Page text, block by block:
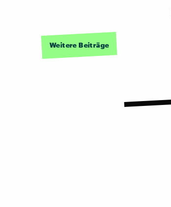
Weitere Beiträge